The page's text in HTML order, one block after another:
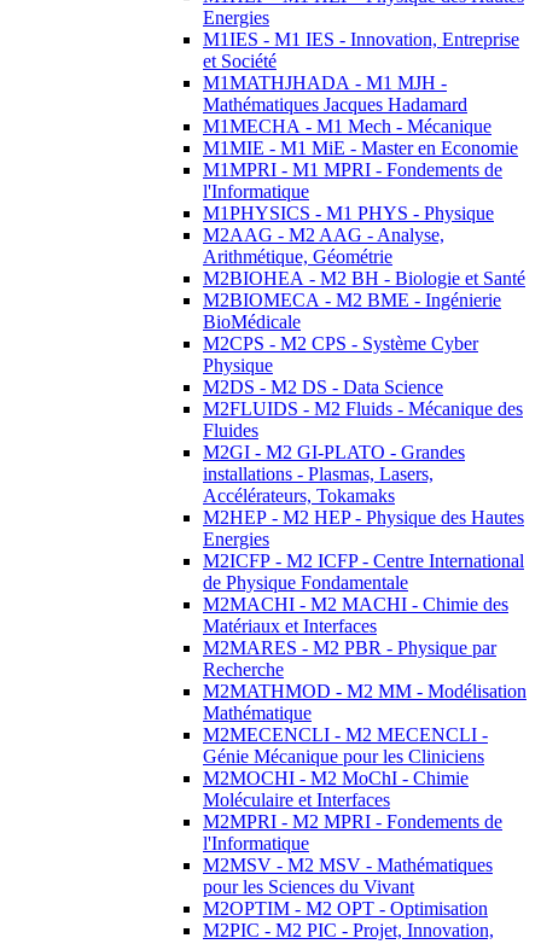
Energies
M1IES - M1 IES - Innovation, Entreprise
et Société
M1MATHJHADA - M1 MJH -
Mathématiques Jacques Hadamard
M1MECHA - M1 Mech - Mécanique
M1MIE - M1 MiE - Master en Economie
M1MPRI - M1 MPRI - Fondements de
l'Informatique
M1PHYSICS - M1 PHYS - Physique
M2AAG - M2 AAG - Analyse,
Arithmétique, Géométrie
M2BIOHEA - M2 BH - Biologie et Santé
M2BIOMECA - M2 BME - Ingénierie
BioMédicale
M2CPS - M2 CPS - Système Cyber
Physique
M2DS - M2 DS - Data Science
M2FLUIDS - M2 Fluids - Mécanique des
Fluides
M2GI - M2 GI-PLATO - Grandes
installations - Plasmas, Lasers,
Accélérateurs, Tokamaks
M2HEP - M2 HEP - Physique des Hautes
Energies
M2ICFP - M2 ICFP - Centre International
de Physique Fondamentale
M2MACHI - M2 MACHI - Chimie des
Matériaux et Interfaces
M2MARES - M2 PBR - Physique par
Recherche
M2MATHMOD - M2 MM - Modélisation
Mathématique
M2MECENCLI - M2 MECENCLI -
Génie Mécanique pour les Cliniciens
M2MOCHI - M2 MoChI - Chimie
Moléculaire et Interfaces
M2MPRI - M2 MPRI - Fondements de
l'Informatique
M2MSV - M2 MSV - Mathématiques
pour les Sciences du Vivant
M2OPTIM - M2 OPT - Optimisation
M2PIC - M2 PIC - Projet, Innovation,